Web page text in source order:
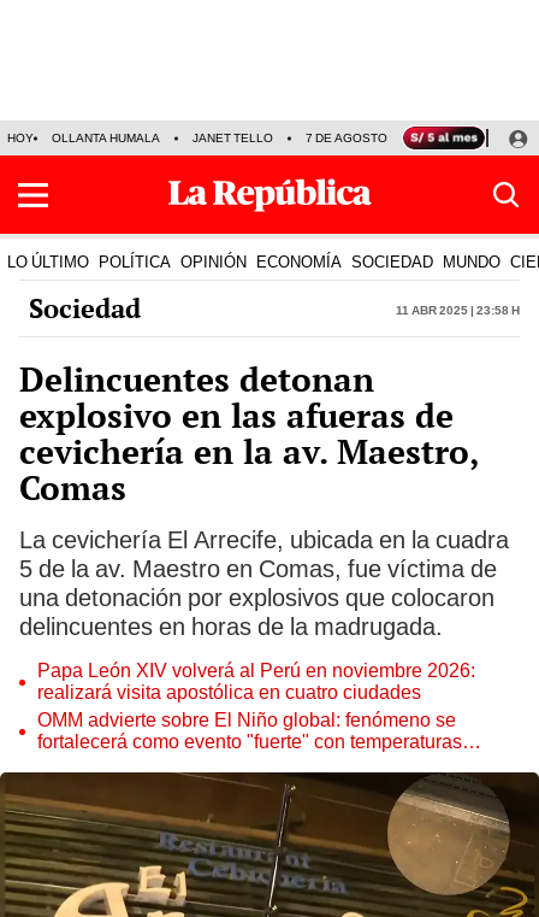
HOY OLLANTA HUMALA JANET TELLO 7 DE AGOSTO TINKA RESULTADOS
LO ÚLTIMO POLÍTICA OPINIÓN ECONOMÍA SOCIEDAD MUNDO
Sociedad 11 Abr 2025 | 23:58 h
Delincuentes detonan
explosivo en las afueras de
cevichería en la av. Maestro,
Comas
La cevichería El Arrecife, ubicada en la cuadra
5 de la av. Maestro en Comas, fue víctima de
una detonación por explosivos que colocaron
delincuentes en horas de la madrugada.
Papa León XIV volverá al Perú en noviembre 2026:
realizará visita apostólica en cuatro ciudades
OMM advierte sobre El Niño global: fenómeno se
fortalecerá como evento "fuerte" con temperaturas